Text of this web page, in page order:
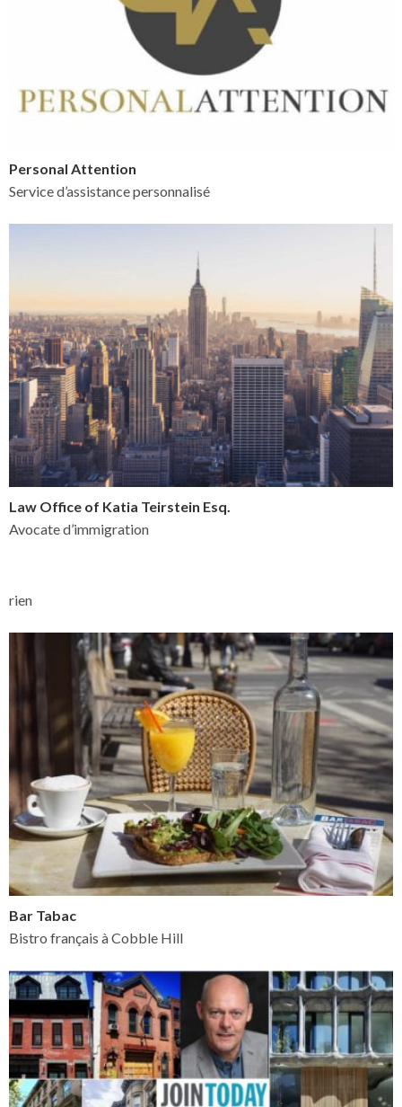
Personal Attention
Service d’assistance personnalisé
Law Office of Katia Teirstein Esq.
Avocate d’immigration
rien
Bar Tabac
Bistro français à Cobble Hill